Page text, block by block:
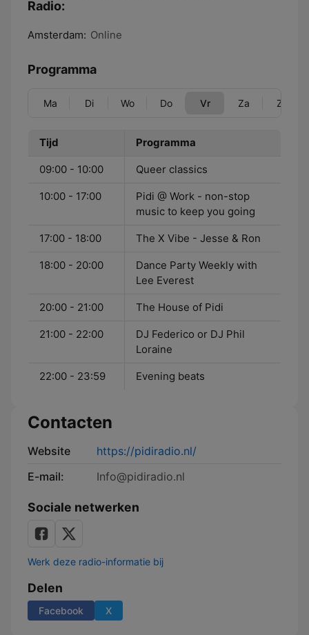
Radio:
Amsterdam: Online
Programma
Ma Di Wo Do Vr Za Zo
Tijd Programma
09:00 - 10:00 Queer classics
10:00 - 17:00
Pidi @ Work - non-stop
music to keep you going
17:00 - 18:00 The X Vibe - Jesse & Ron
18:00 - 20:00
Dance Party Weekly with
Lee Everest
20:00 - 21:00 The House of Pidi
21:00 - 22:00
DJ Federico or DJ Phil
Loraine
22:00 - 23:59 Evening beats
Contacten
Website
https://pidiradio.nl/
E-mail:
Info@pidiradio.nl
Sociale netwerken
Werk deze radio-informatie bij
Delen
Facebook X